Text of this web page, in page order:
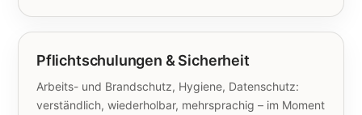
Pflichtschulungen & Sicherheit
Arbeits- und Brandschutz, Hygiene, Datenschutz:
verständlich, wiederholbar, mehrsprachig – im Moment